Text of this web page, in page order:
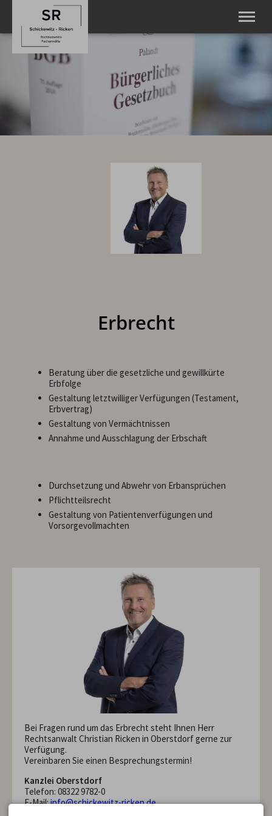
Startseite
Rechtsanwälte
Leistungen
Formulare
Erbrecht
Beratung über die gesetzliche und gewillkürte
Erbfolge
Gestaltung letztwilliger Verfügungen (Testament,
Erbvertrag)
Gestaltung von Vermächtnissen
Annahme und Ausschlagung der Erbschaft
Durchsetzung und Abwehr von Erbansprüchen
Pflichtteilsrecht
Gestaltung von Patientenverfügungen und
Vorsorgevollmachten
Bei Fragen rund um das Erbrecht steht Ihnen Herr
Rechtsanwalt Christian Ricken in Oberstdorf gerne zur
Verfügung.
Vereinbaren Sie einen Besprechungstermin!
Kanzlei Oberstdorf
Telefon: 08322 9782-0
E-Mail:info@schickewitz-ricken.de